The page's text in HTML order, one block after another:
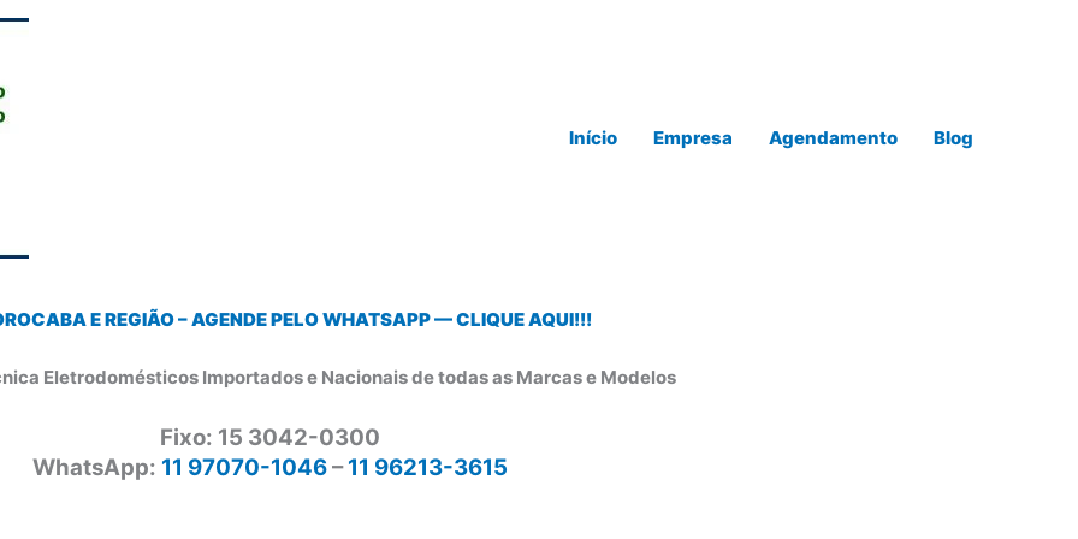
Início
Empresa Agendamento Blog
E REGIÃO – AGENDE PELO WHATSAPP — CLIQUE AQUI!!!
Eletrodomésticos Importados e Nacionais de todas as Marcas e Modelos
Fixo: 15 3042-0300
WhatsApp: 11 97070-1046–11 96213-3615